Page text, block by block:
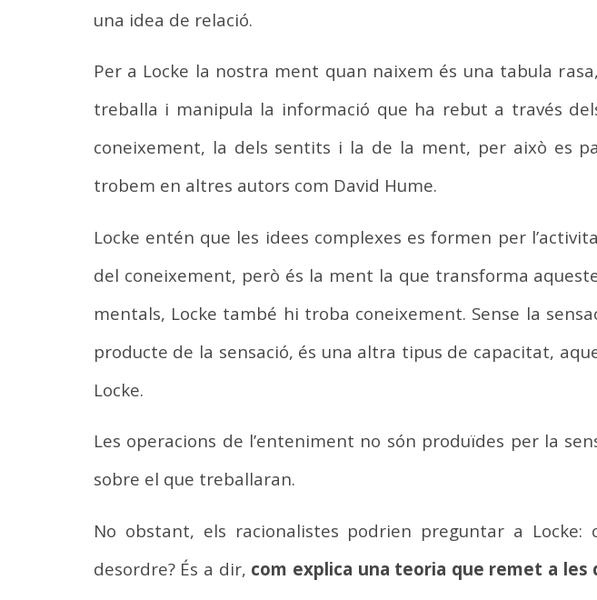
una idea de relació.
Per a Locke la nostra ment quan naixem és una tabula
treballa i manipula la informació que ha rebut a través
coneixement, la dels sentits i la de la ment, per això es
trobem en altres autors com David Hume.
Locke entén que les idees complexes es formen per
del coneixement, però és la ment la que transforma
mentals, Locke també hi troba coneixement. Sense la
producte de la sensació, és una altra tipus de capacitat,
Locke.
Les operacions de l’enteniment no són produïdes per la
sobre el que treballaran.
No obstant, els racionalistes podrien preguntar a Locke:
desordre? És a dir, com explica una teoria que remet a